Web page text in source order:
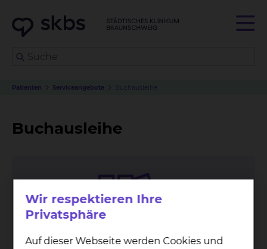
Patienten Serviceangebote Buchausleihe
Buchausleihe
Wir respektieren Ihre
Privatsphäre
Auf dieser Webseite werden Cookies und